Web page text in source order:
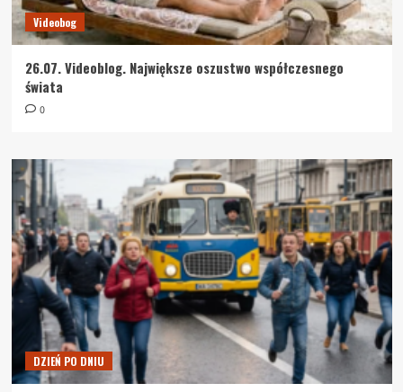
Videobog
26.07. Videoblog. Największe oszustwo współczesnego
świata
0
DZIEŃ PO DNIU